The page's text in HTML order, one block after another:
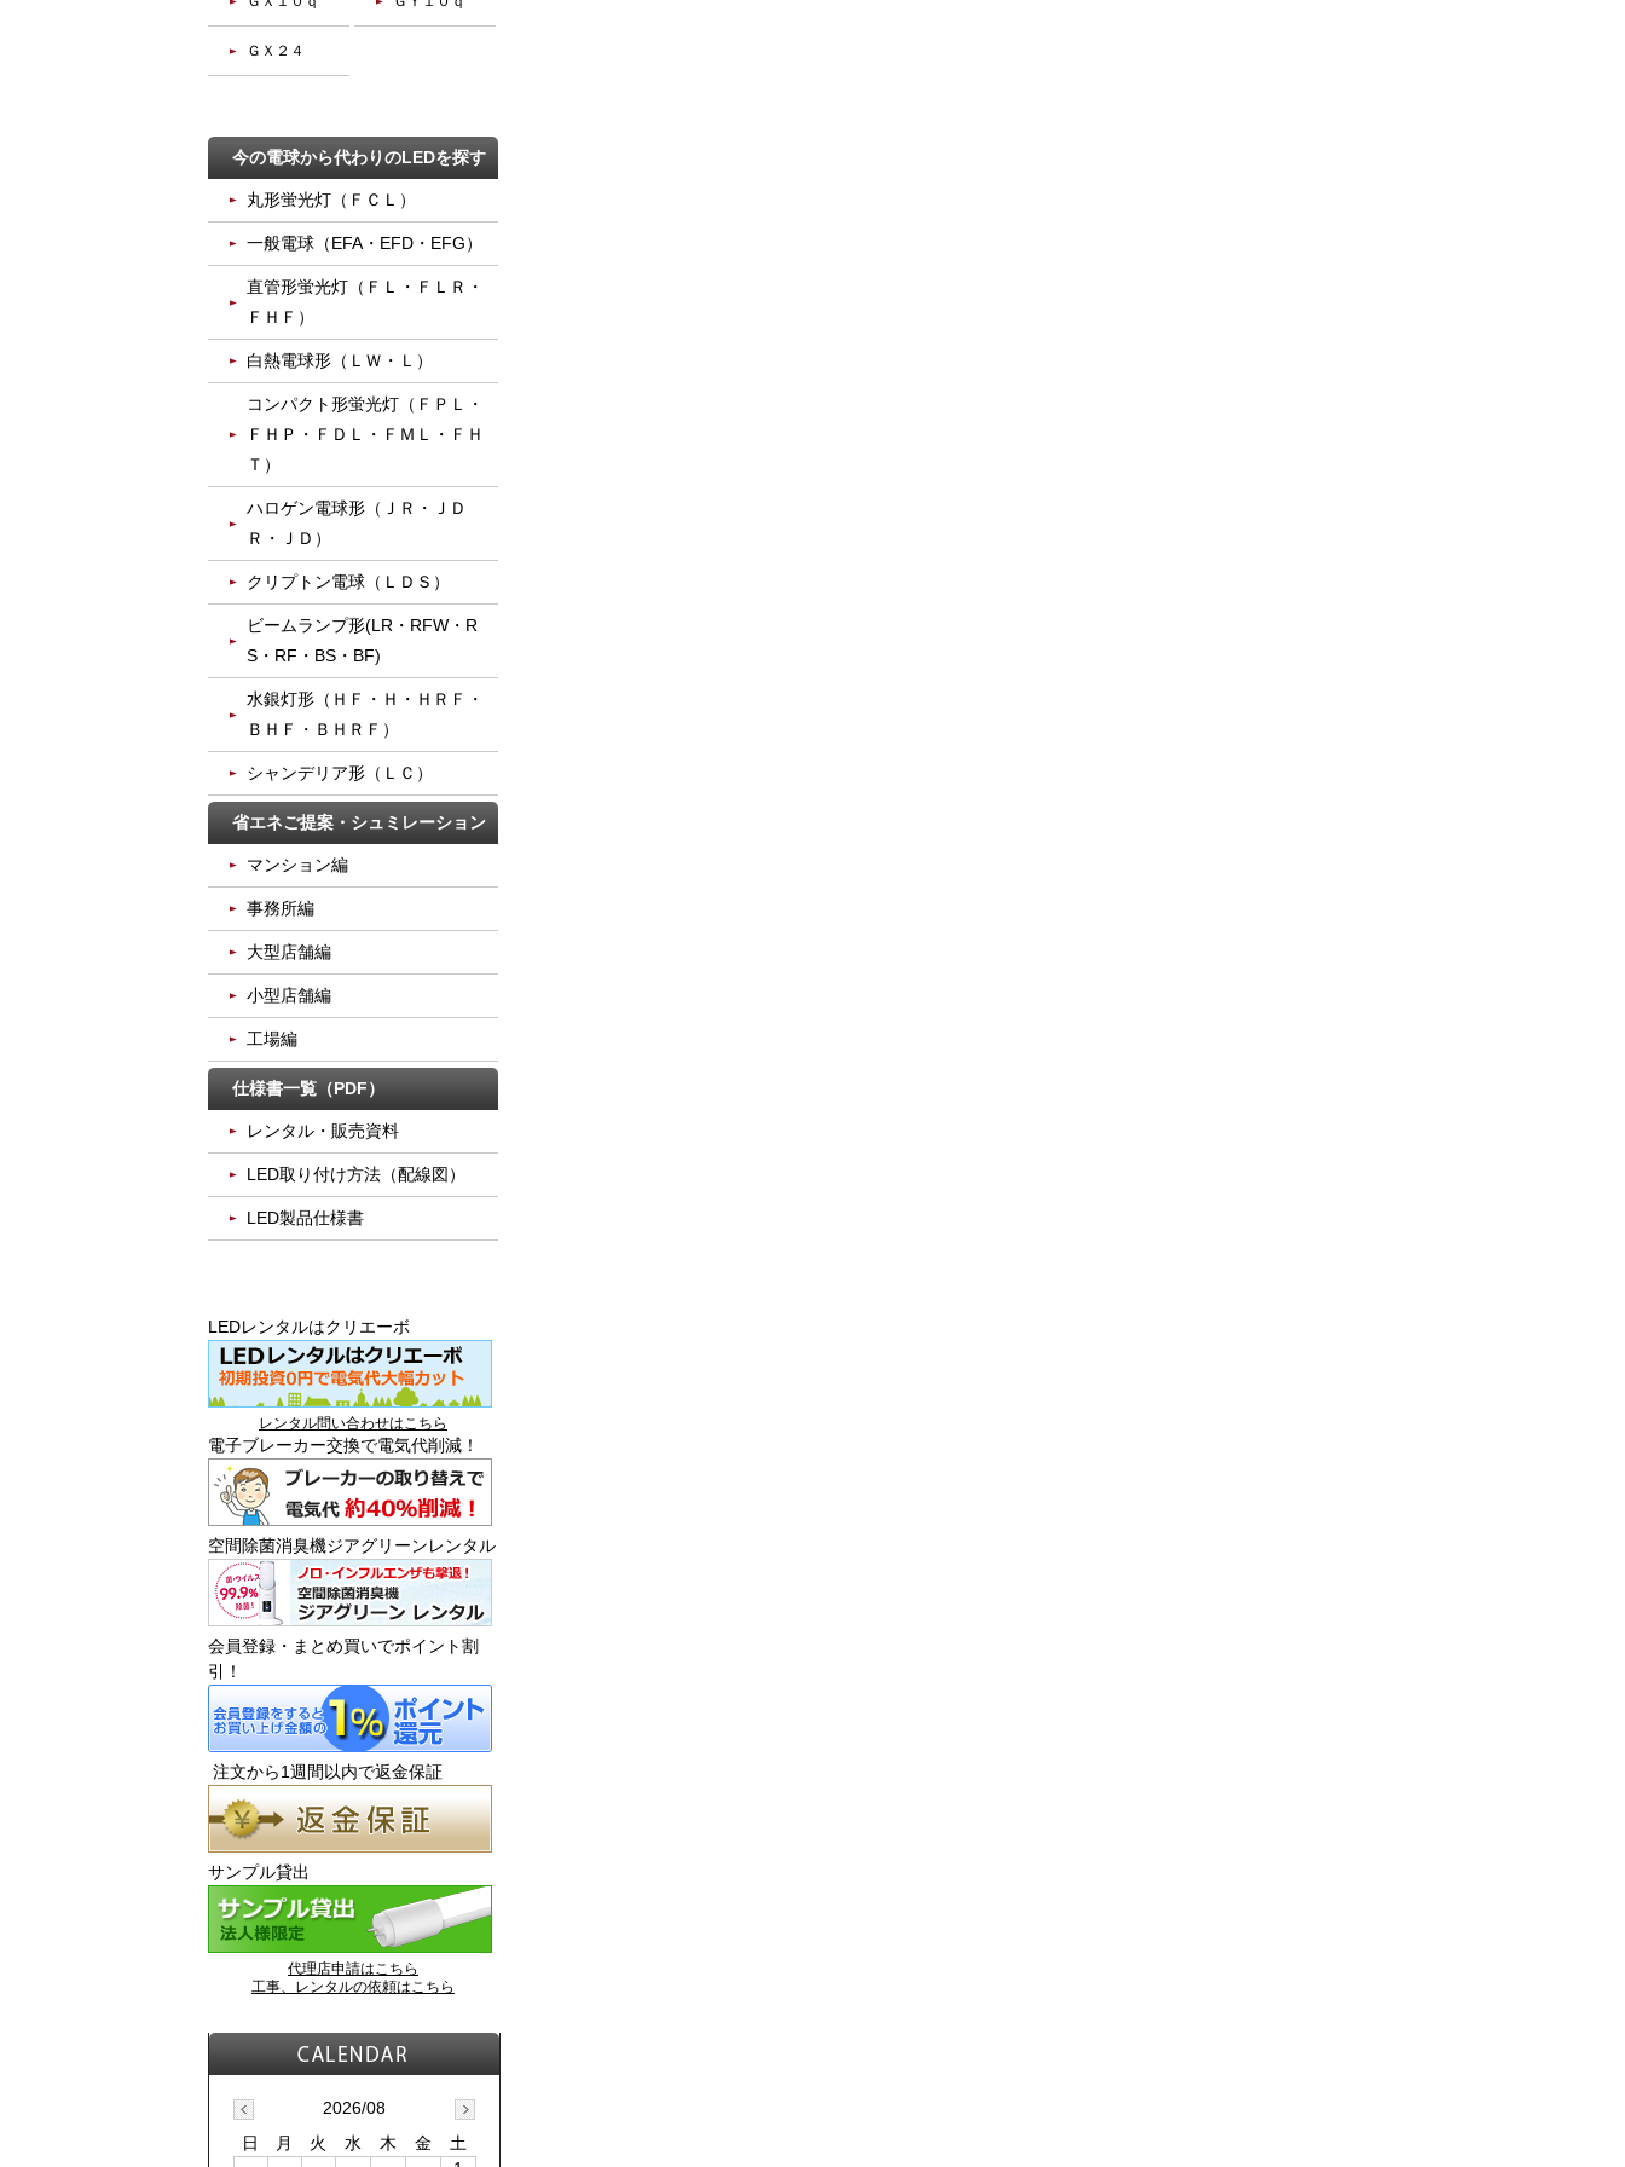
ＧＸ２４
今の電球から代わりのLEDを探す
丸形蛍光灯（ＦＣＬ）
一般電球（EFA・EFD・EFG）
直管形蛍光灯（ＦＬ・ＦＬＲ・
ＦＨＦ）
白熱電球形（ＬＷ・Ｌ）
コンパクト形蛍光灯（ＦＰＬ・
ＦＨＰ・ＦＤＬ・ＦＭＬ・ＦＨ
Ｔ）
ハロゲン電球形（ＪＲ・ＪＤ
Ｒ・ＪＤ）
クリプトン電球（ＬＤＳ）
ビームランプ形(LR・RFW・R
S・RF・BS・BF)
水銀灯形（ＨＦ・Ｈ・ＨＲＦ・
ＢＨＦ・ＢＨＲＦ）
シャンデリア形（ＬＣ）
省エネご提案・シュミレーション
マンション編
事務所編
大型店舗編
小型店舗編
工場編
仕様書一覧（PDF）
レンタル・販売資料
LED取り付け方法（配線図）
LED製品仕様書
LEDレンタルはクリエーボ
レンタル問い合わせはこちら
電子ブレーカー交換で電気代削減！
空間除菌消臭機ジアグリーンレンタル
会員登録・まとめ買いでポイント割
引！
注文から1週間以内で返金保証
サンプル貸出
代理店申請はこちら
工事、レンタルの依頼はこちら
2026/08
日
月 火 水 木 金
土